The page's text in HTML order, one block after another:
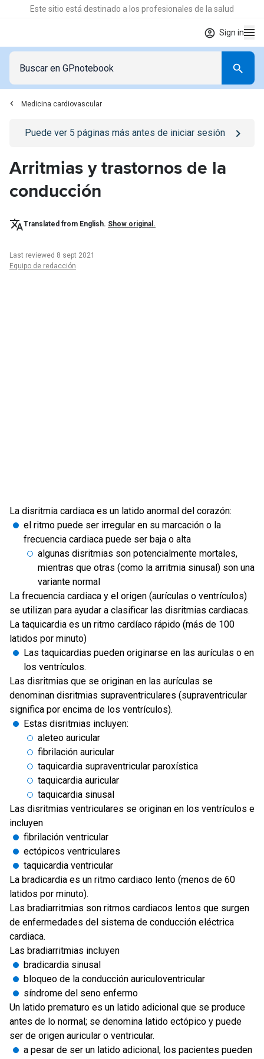
Este sitio está destinado a los profesionales de la salud
Sign in
Medicina cardiovascular
Go to/iniciar-sesionpage
Puede ver 5 páginas más antes de iniciar sesión
Arritmias y trastornos de la
conducción
Translated from English. Show original.
Last reviewed 8 sept 2021
Equipo de redacción
La disritmia cardiaca es un latido anormal del corazón:
el ritmo puede ser irregular en su marcación o la
frecuencia cardiaca puede ser baja o alta
algunas disritmias son potencialmente mortales,
mientras que otras (como la arritmia sinusal) son una
variante normal
La frecuencia cardiaca y el origen (aurículas o ventrículos)
se utilizan para ayudar a clasificar las disritmias cardiacas.
La taquicardia es un ritmo cardíaco rápido (más de 100
latidos por minuto)
Las taquicardias pueden originarse en las aurículas o en
los ventrículos.
Las disritmias que se originan en las aurículas se
denominan disritmias supraventriculares (supraventricular
significa por encima de los ventrículos).
Estas disritmias incluyen:
aleteo auricular
fibrilación auricular
taquicardia supraventricular paroxística
taquicardia auricular
taquicardia sinusal
Las disritmias ventriculares se originan en los ventrículos e
incluyen
fibrilación ventricular
ectópicos ventriculares
taquicardia ventricular
La bradicardia es un ritmo cardiaco lento (menos de 60
latidos por minuto).
Las bradiarritmias son ritmos cardiacos lentos que surgen
de enfermedades del sistema de conducción eléctrica
cardiaca.
Las bradiarritmias incluyen
bradicardia sinusal
bloqueo de la conducción auriculoventricular
síndrome del seno enfermo
Un latido prematuro es un latido adicional que se produce
antes de lo normal; se denomina latido ectópico y puede
ser de origen auricular o ventricular.
a pesar de ser un latido adicional, los pacientes pueden